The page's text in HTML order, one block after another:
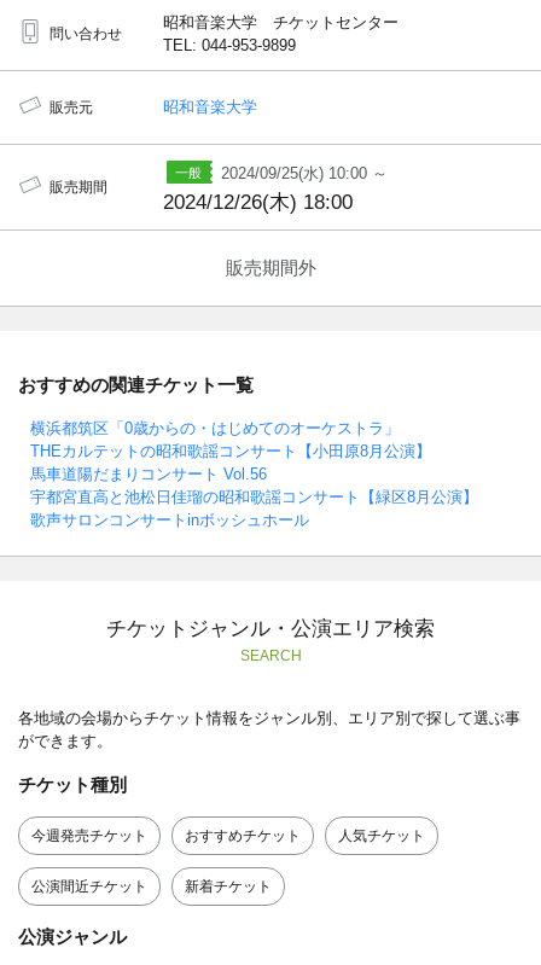
問い合わせ
昭和音楽大学 チケットセンター
TEL: 044-953-9899
販売元 昭和音楽大学
販売期間
2024/09/25(水) 10:00 ～
2024/12/26(木) 18:00
販売期間外
おすすめの関連チケット一覧
横浜都筑区「0歳からの・はじめてのオーケストラ」
THEカルテットの昭和歌謡コンサート【小田原8月公演】
馬車道陽だまりコンサート Vol.56
宇都宮直高と池松日佳瑠の昭和歌謡コンサート【緑区8月公演】
歌声サロンコンサートinボッシュホール
チケットジャンル・公演エリア検索
SEARCH
各地域の会場からチケット情報をジャンル別、エリア別で探して選ぶ事
ができます。
チケット種別
今週発売チケット おすすめチケット 人気チケット
公演間近チケット 新着チケット
公演ジャンル